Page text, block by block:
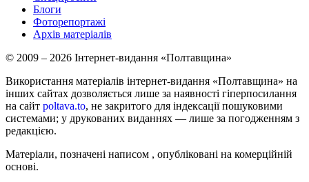
Блоги
Фоторепортажі
Архів матеріалів
© 2009 – 2026 Інтернет-видання «Полтавщина»
Використання матеріалів інтернет-видання «Полтавщина» на
інших сайтах дозволяється лише за наявності гіперпосилання
на сайт poltava.to, не закритого для індексації пошуковими
системами; у друкованих виданнях — лише за погодженням з
редакцією.
Матеріали, позначені написом , опубліковані на комерційній
основі.